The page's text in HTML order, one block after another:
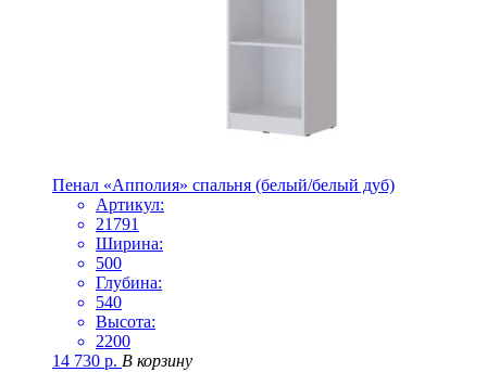
Пенал «Апполия» спальня (белый/белый дуб)
Артикул:
21791
Ширина:
500
Глубина:
540
Высота:
2200
14 730 р. В корзину